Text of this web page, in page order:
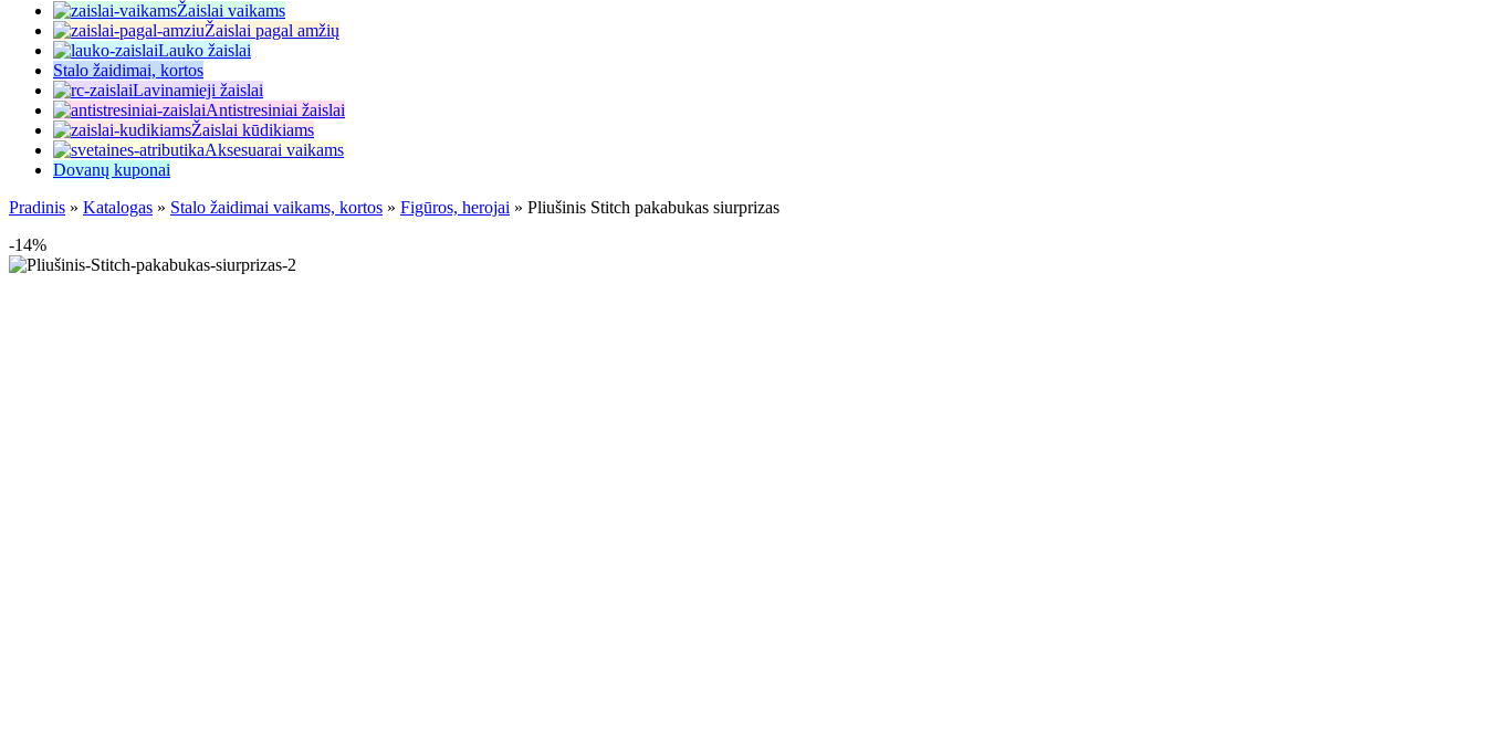
Žaislai vaikams
Žaislai pagal amžių
Lauko žaislai
Stalo žaidimai, kortos
Lavinamieji žaislai
Antistresiniai žaislai
Žaislai kūdikiams
Aksesuarai vaikams
Dovanų kuponai
Pradinis » Katalogas » Stalo žaidimai vaikams, kortos » Figūros, herojai » Pliušinis Stitch pakabukas siurprizas
-14%